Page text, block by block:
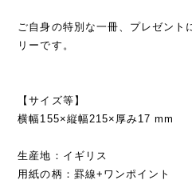
ご自身の特別な一冊、プレゼント
リーです。
【サイズ等】
横幅155×縦幅215×厚み17 mm
生産地：イギリス
用紙の柄：罫線+ワンポイント